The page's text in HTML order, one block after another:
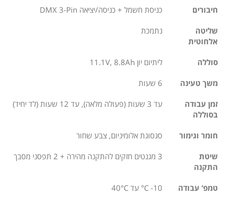
חיבורים כניסת חשמל + כניסה/יציאה DMX 3-Pin
שליטה
אלחוטית
נתמכת
סוללה ליתיום יון 11.1V, 8.8Ah
משך טעינה 6 שעות
זמן עבודה
בסוללה
עד 3 שעות (פעולה מלאה), עד 12 שעות (לד יחיד)
חומר וגימור סגסוגת אלומיניום, צבע שחור
שיטת
התקנה
3 מגנטים חזקים להתקנה מהירה + 2 תפסני מסבך
טמפ’ עבודה ‎°C -10 עד 40°C